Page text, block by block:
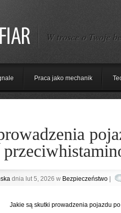
W trosce o Twoje
Praca jako mechanik
dnia lut 5, 2026 w Bezpieczeństwo|
Jakie są skutki prowadzenia pojazdu